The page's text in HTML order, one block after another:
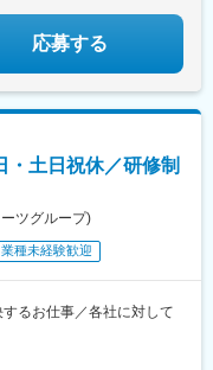
、志木駅、草加駅、横浜
の口駅、川崎駅、藤沢駅、
海老名駅(相鉄・小田急)、
田沼駅、本八幡駅(総武
浜駅、市川駅、海浜幕張
駅、稲毛駅、京成船橋
戸駅、新宿駅(東京メト
西早稲田駅、北品川駅、汐
町駅(東京都)、蓮沼駅、稲
駅、銀座駅、井の頭公園
、後楽園駅、三越前駅、
野駅、新高島駅、新丸子
応募する
・土日祝休／研修制
ツグループ)
業種未経験歓迎
るお仕事／各社に対して